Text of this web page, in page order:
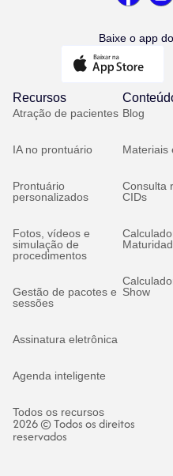
Baixe o app
Recursos
Atração de pacientes
IA no prontuário
Prontuário
personalizados
Fotos, vídeos e
simulação de
procedimentos
Gestão de pacotes e
sessões
Assinatura eletrônica
Agenda inteligente
Todos os recursos
Blog
Materiais
Consulta
CIDs
Show
2026 © Todos os direitos
reservados